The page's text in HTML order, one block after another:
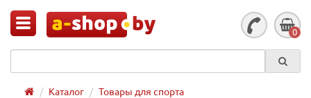
0
Каталог
Товары для спорта